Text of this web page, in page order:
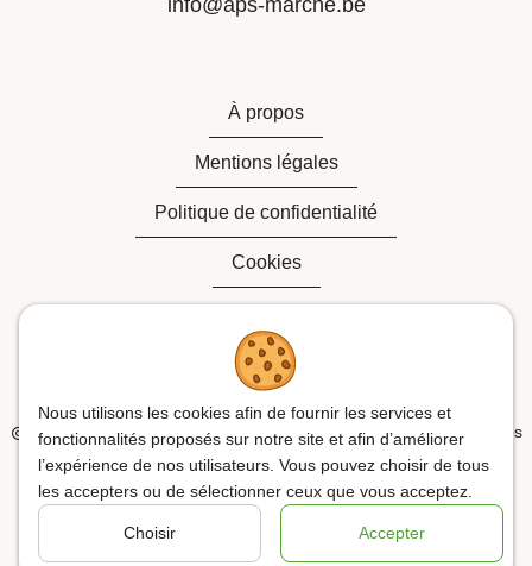
Nous utilisons les cookies afin de fournir les services et
fonctionnalités proposés sur notre site et afin d’améliorer
l’expérience de nos utilisateurs. Vous pouvez choisir de tous
les accepters ou de sélectionner ceux que vous acceptez.
Choisir Accepter
À propos
Mentions légales
Politique de confidentialité
Cookies
2020 - 2026| Agence Prévention & Sécurité, Tous droits réservés
TVA : BE0 427.472.961
Site web réalisé par Web Solution Way